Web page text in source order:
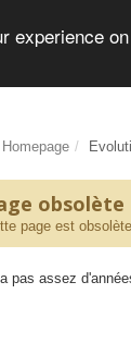
experience
Homepage
obsolète
page est
a pas assez